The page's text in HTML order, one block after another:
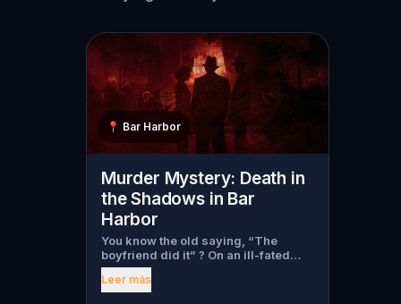
📍 Bar Harbor
Murder Mystery: Death in
the Shadows in Bar
Harbor
You know the old saying, “The
boyfriend did it” ? On an ill-fated
night, love goes terribly wrong for
Bella Wanderlust and Walter Bridges
Leer más